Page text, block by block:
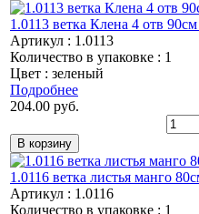
1.0113 ветка Клена 4 отв
Артикул : 1.0113
Количество в упаковке : 1
Цвет : зеленый
Подробнее
204.00 руб.
1.0116 ветка листья манго
Артикул : 1.0116
Количество в упаковке : 1